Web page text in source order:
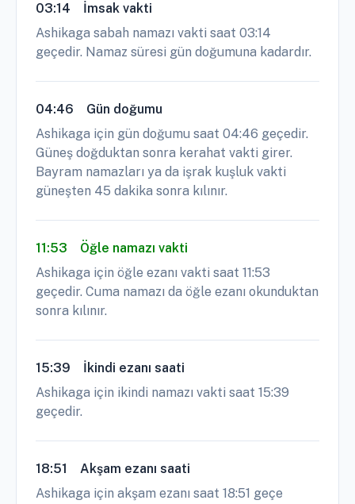
03:14
İmsak vakti
Ashikaga sabah namazı vakti saat 03:14
geçedir. Namaz süresi gün doğumuna kadardır.
04:46
Gün doğumu
Ashikaga için gün doğumu saat 04:46 geçedir.
Güneş doğduktan sonra kerahat vakti girer.
Bayram namazları ya da işrak kuşluk vakti
güneşten 45 dakika sonra kılınır.
11:53
Öğle namazı vakti
Ashikaga için öğle ezanı vakti saat 11:53
geçedir. Cuma namazı da öğle ezanı okunduktan
sonra kılınır.
15:39
İkindi ezanı saati
Ashikaga için ikindi namazı vakti saat 15:39
geçedir.
18:51
Akşam ezanı saati
Ashikaga için akşam ezanı saat 18:51 geçe